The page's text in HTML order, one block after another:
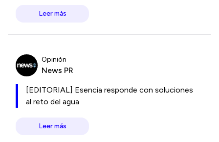
Leer más
Opinión
News PR
[EDITORIAL] Esencia responde con soluciones
al reto del agua
Leer más